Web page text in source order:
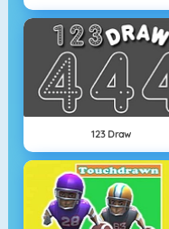
123 Draw